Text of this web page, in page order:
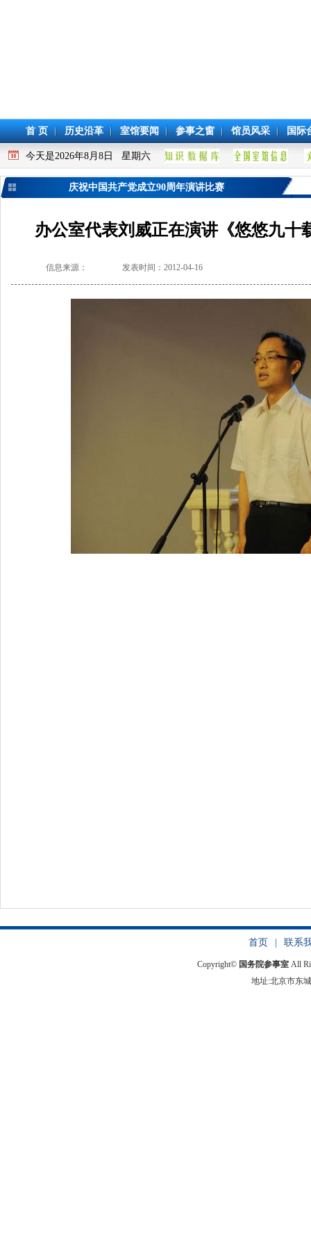
首 页 历史沿革 室馆要闻 参事之窗 馆员风采 国际
今天是2026年8月8日 星期六
庆祝中国共产党成立90周年演讲比赛
办公室代表刘威正在演讲《悠悠九十
信息来源： 发表时间：2012-04-16
首页 联系
Copyright© 国务院参事室 All
地址:北京市东